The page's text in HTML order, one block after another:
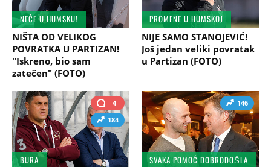
NEĆE U HUMSKU!
NIŠTA OD VELIKOG
POVRATKA U PARTIZAN!
"Iskreno, bio sam
zatečen" (FOTO)
PROMENE U HUMSKOJ
NIJE SAMO STANOJEVIĆ!
Još jedan veliki povratak
u Partizan (FOTO)
4
184
BURA
146
SVAKA POMOĆ DOBRODOŠLA